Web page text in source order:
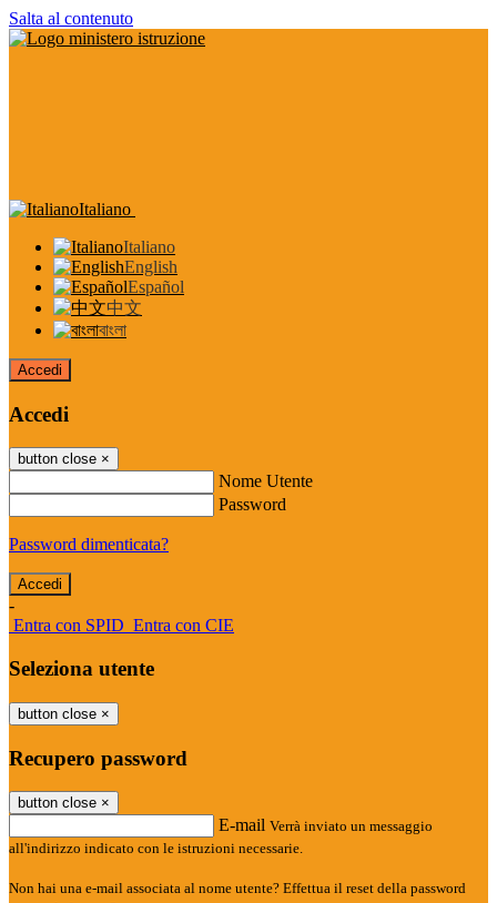
Salta al contenuto
Italiano
Italiano
English
Español
中文
বাংলা
Accedi
Accedi
button close ×
Nome Utente
Password
Password dimenticata?
-
Entra con SPID Entra con CIE
Seleziona utente
button close ×
Recupero password
button close ×
E-mail Verrà inviato un messaggio
all'indirizzo indicato con le istruzioni necessarie.
Non hai una e-mail associata al nome utente? Effettua il reset della password